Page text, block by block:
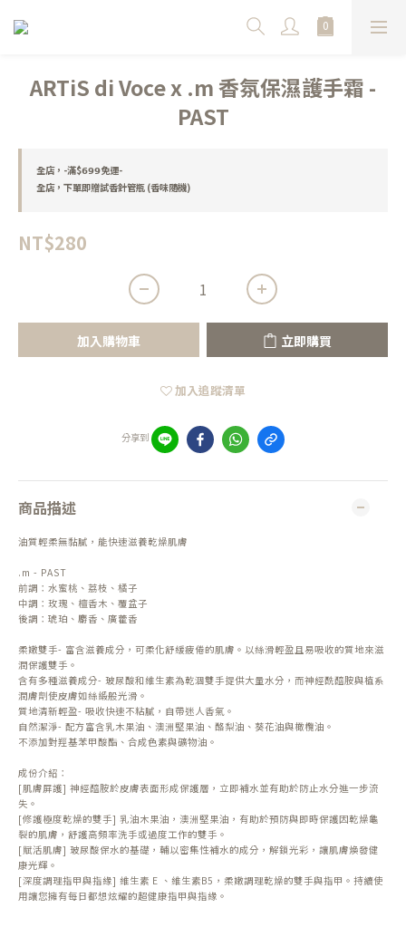
ARTiS di Voce x .m 香氛保濕護手霜 -
PAST
全店，-滿$𝟲𝟵𝟵免運-
全店，下單即贈試香針管瓶 (香味隨機)
NT$280
加入購物車 立即購買
加入追蹤清單
分享到
商品描述
油質輕柔無黏膩，能快速滋養乾燥肌膚
.m - PAST
前調：水蜜桃、荔枝、橘子
中調：玫瑰、檀香木、覆盆子
後調：琥珀、麝香、廣藿香
柔嫩雙手- 富含滋養成分，可柔化舒緩疲倦的肌膚。以絲滑輕盈且易吸收的質地來滋
潤保護雙手。
含有多種滋養成分- 玻尿酸和維生素為乾涸雙手提供大量水分，而神經酰醯胺與植系
潤膚劑使皮膚如絲緞般光滑。
質地清新輕盈- 吸收快速不粘膩，自帶迷人香氣。
自然潔淨- 配方富含乳木果油、澳洲堅果油、酪梨油、葵花油與橄欖油。
不添加對羥基苯甲酸酯、合成色素與礦物油。
成份介紹：
[肌膚屏護] 神經醯胺於皮膚表面形成保護層，立即補水並有助於防止水分進一步流
失。
[修護極度乾燥的雙手] 乳油木果油，澳洲堅果油，有助於預防與即時保護因乾燥龜
裂的肌膚，舒護高頻率洗手或過度工作的雙手。
[賦活肌膚] 玻尿酸保水的基礎，輔以密集性補水的成分，解鎖光彩，讓肌膚煥發健
康光輝。
[深度調理指甲與指緣] 維生素 E 、維生素B5，柔嫩調理乾燥的雙手與指甲。持續使
用讓您擁有每日都想炫耀的超健康指甲與指緣。